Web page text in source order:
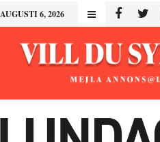
AUGUSTI 6, 2026